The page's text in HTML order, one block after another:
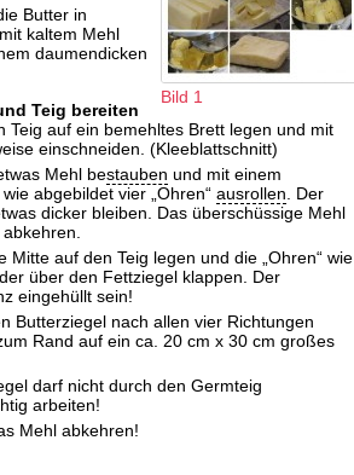
Bild 1
Butter in
kaltem Mehl
daumendicken
Teig bereiten
Teig auf ein bemehltes Brett legen und mit
einschneiden. (Kleeblattschnitt)
Mehl bestauben und mit einem
abgebildet vier „Ohren“ausrollen . Der
dicker bleiben. Das überschüssige Mehl
Mitte auf den Teig legen und die „Ohren“ wie
über den Fettziegel klappen. Der
eingehüllt sein!
Butterziegel nach allen vier Richtungen
Rand auf ein ca. 20 cm x 30 cm großes
darf nicht durch den Germteig
arbeiten!
Mehl abkehren!